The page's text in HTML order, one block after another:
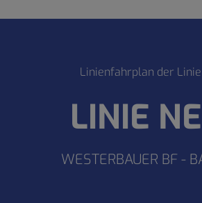
Linienfahrplan der Linie
LINIE
WESTERBAUER BF -